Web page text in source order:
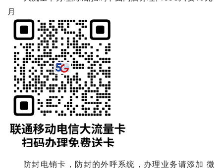
月
防封电销卡，防封的外呼系统，办理业务请添加 微